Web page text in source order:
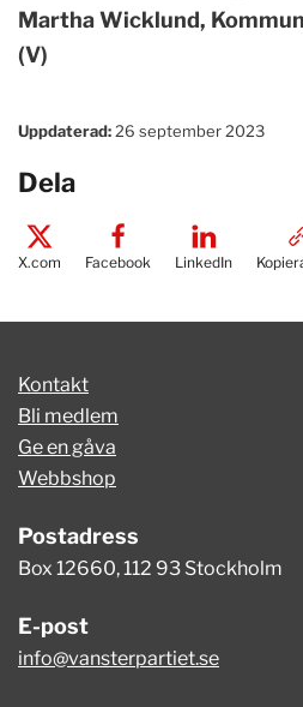
Martha Wicklund,
(V)
Uppdaterad: 26 september 2023
Dela
X.com Facebook LinkedIn
Kontakt
Bli medlem
Ge en gåva
Webbshop
Postadress
Box 12660, 112 93 Stockholm
E-post
info@vansterpartiet.se